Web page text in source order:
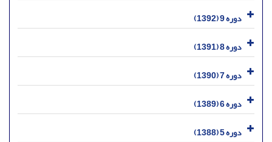
دوره 9 (1392)
دوره 8 (1391)
دوره 7 (1390)
دوره 6 (1389)
دوره 5 (1388)